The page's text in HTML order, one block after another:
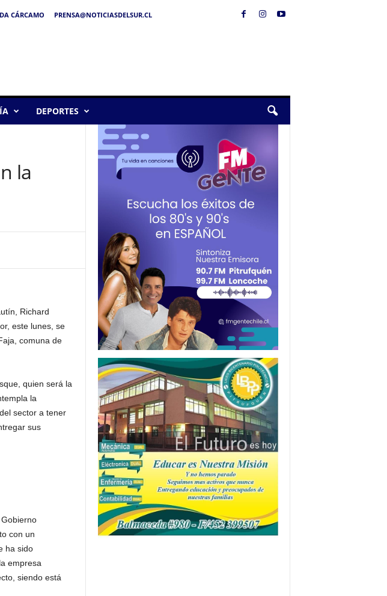
CÁRCAMO
PRENSA@NOTICIASDELSUR.CL
DEPORTES
la
Richard
este lunes, se
comuna de
quien será la
la
sector a tener
sus
con un
ha sido
empresa
siendo está